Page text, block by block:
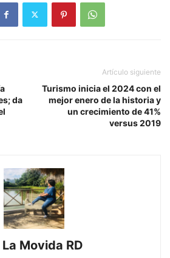
da
Artículo siguiente
Turismo inicia el 2024 con el
mejor enero de la historia y
un crecimiento de 41%
versus 2019
La Movida RD